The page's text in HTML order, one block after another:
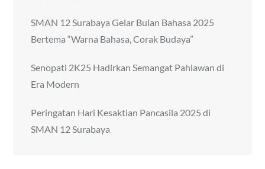
SMAN 12 Surabaya Gelar Bulan Bahasa 2025
Bertema “Warna Bahasa, Corak Budaya”
Senopati 2K25 Hadirkan Semangat Pahlawan di
Era Modern
Peringatan Hari Kesaktian Pancasila 2025 di
SMAN 12 Surabaya